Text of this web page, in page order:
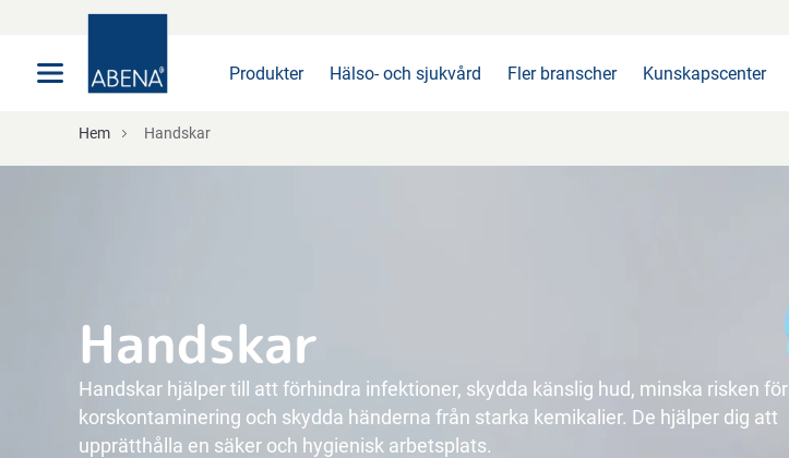
Produkter Hälso- och sjukvård Fler branscher Kunskapscenter
Hem Handskar
Handskar
Handskar hjälper till att förhindra infektioner, skydda känslig hud, minska risken för
korskontaminering och skydda händerna från starka kemikalier. De hjälper dig att
upprätthålla en säker och hygienisk arbetsplats.